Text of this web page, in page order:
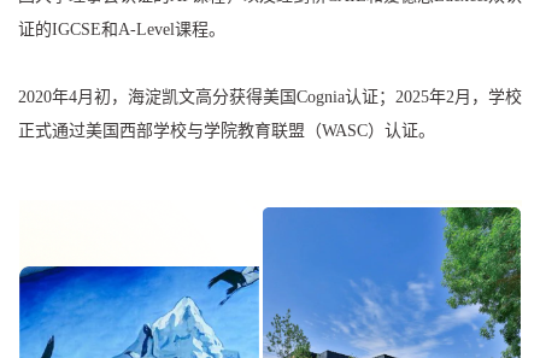
证的IGCSE和A-Level课程。
2020年4月初，海淀凯文高分获得美国Cognia认证；2025年2月，学校
正式通过美国西部学校与学院教育联盟（WASC）认证。